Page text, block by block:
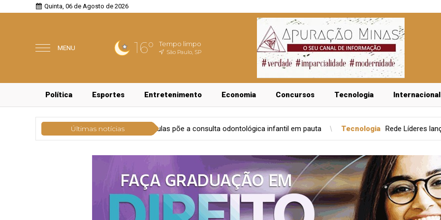
Quinta, 06 de Agosto de 2026
MENU 16° Tempo limpo
São Paulo, SP
Política Esportes Entretenimento Economia Concursos Tecnologia Internacional
Últimas notícias
Volta às aulas põe a consulta odontológica infantil em pauta Tecnologia Rede Líderes lança editora com 850